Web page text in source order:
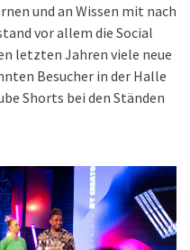
und an Wissen mit nach
vor allem die Social
letzten Jahren viele neue
Besucher in der Halle
Shorts bei den Ständen